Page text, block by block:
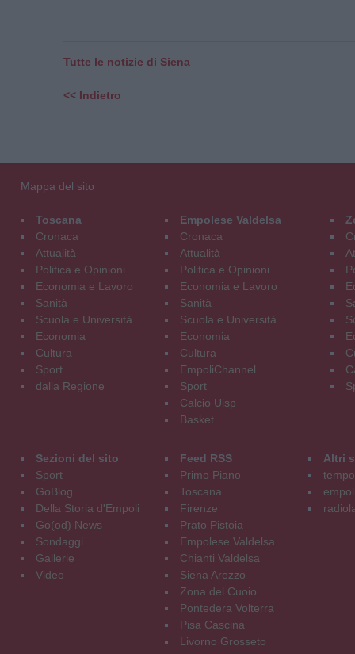
Tutte le notizie di Siena
<< Indietro
Mappa del sito
Toscana
Cronaca
Attualità
Politica e Opinioni
Economia e Lavoro
Sanità
Scuola e Università
Economia
Cultura
Sport
dalla Regione
Empolese Valdelsa
Cronaca
Attualità
Politica e Opinioni
Economia e Lavoro
Sanità
Scuola e Università
Economia
Cultura
EmpoliChannel
Sport
Calcio Uisp
Basket
Sezioni del sito
Sport
GoBlog
Della Storia d'Empoli
Go(od) News
Sondaggi
Gallerie
Video
Feed RSS
Primo Piano
Toscana
Firenze
Prato Pistoia
Empolese Valdelsa
Chianti Valdelsa
Siena Arezzo
Zona del Cuoio
Pontedera Volterra
Pisa Cascina
Livorno Grosseto
Altri